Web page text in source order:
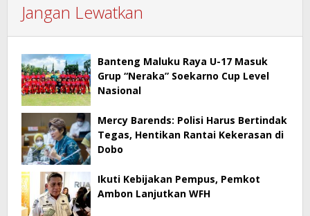
Jangan Lewatkan
Banteng Maluku Raya U-17 Masuk
Grup “Neraka” Soekarno Cup Level
Nasional
Mercy Barends: Polisi Harus Bertindak
Tegas, Hentikan Rantai Kekerasan di
Dobo
Ikuti Kebijakan Pempus, Pemkot
Ambon Lanjutkan WFH